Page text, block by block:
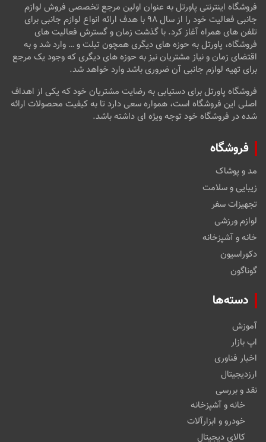
فروشگاه اینترنتی پاورتل به عنوان اولین مرجع تخصصی فروش لوازم
جانبی فعالیت خود را از سال ۹۸ با هدف ارائه انواع لوازم جانبی برای
تلفن های همراه آغاز کرد. با گذشت زمان و گسترش فعالیت های
فروشگاه، پاورتل به حوزه های دیگری همچون تبلت و … وارد شد و به
اقتضای زمان و نیاز مشتریان نیز به حوزه های دیگری که وجود یک مرجع
برای تهیه لوازم جانبی آن ضروری باشد وارد خواهد شد.
فروشگاه پاورتل برای دستیابی به رضایت مشتریان خود که یکی از اهداف
اصلی این فروشگاه است، همواره سعی دارد تا به کیفیت محصولات ارائه
شده در فروشگاه خود توجه ویژه ای داشته باشد.
فروشگاه
مد و پوشاک
زیبایی و سلامت
تجهیزات سفر
لوازم ورزشی
خانه و آشپزخانه
دکوراسیون
گوناگون
دسته‌ها
آموزش
اپ بازار
اخبار فناوری
ارزدیجیتال
نقد و بررسی
خانه و آشپزخانه
خودرو و ابزارآلات
کالای دیجیتال